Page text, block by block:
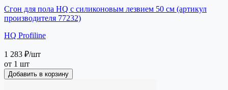
Сгон для пола HQ с силиконовым лезвием 50 см (артикул
производителя 77232)
HQ Profiline
1 283 ₽/шт
от 1 шт
Добавить в корзину